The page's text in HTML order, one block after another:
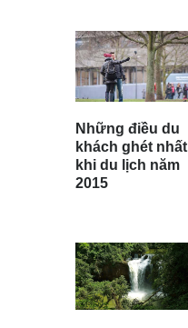
Những điều du
khách ghét nhất
khi du lịch năm
2015